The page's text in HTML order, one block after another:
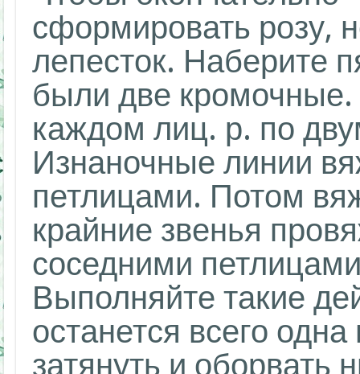
сформировать розу,
лепесток. Наберите
были две
каждом лиц. р. по
Изнаночные линии
петлицами. Потом
крайние звенья
соседними
Выполняйте такие
останется всего
затянуть и оборвать